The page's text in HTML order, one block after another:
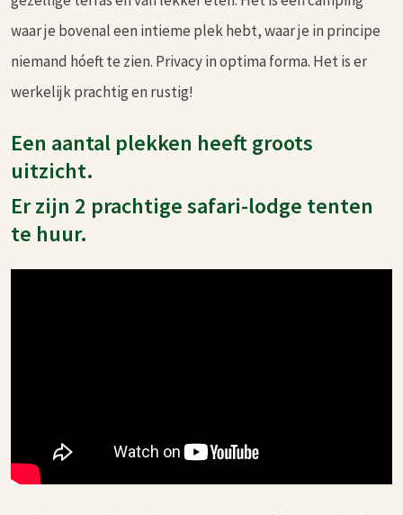
waar je bovenal een intieme plek hebt, waar je in principe
niemand hóeft te zien. Privacy in optima forma. Het is er
werkelijk prachtig en rustig!
Een aantal plekken heeft groots
uitzicht.
Er zijn 2 prachtige safari-lodge tenten
te huur.